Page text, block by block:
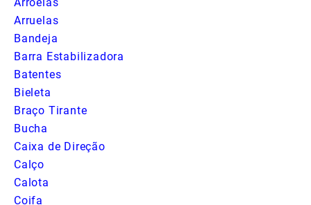
Arroelas
Arruelas
Bandeja
Barra Estabilizadora
Batentes
Bieleta
Braço Tirante
Bucha
Caixa de Direção
Calço
Calota
Coifa